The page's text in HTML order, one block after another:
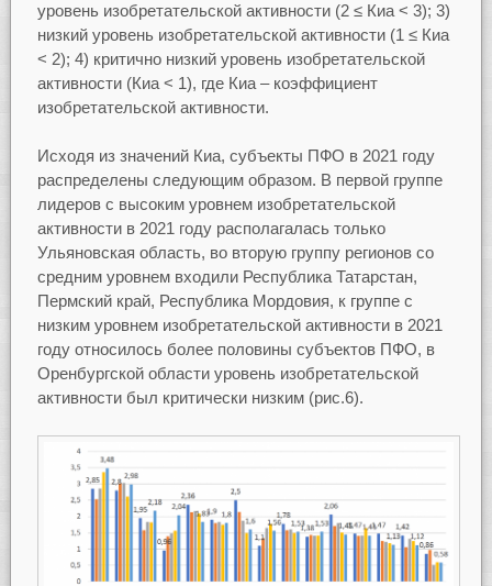
уровень изобретательской активности (2 ≤ Киа < 3); 3)
низкий уровень изобретательской активности (1 ≤ Киа
< 2); 4) критично низкий уровень изобретательской
активности (Киа < 1), где Киа – коэффициент
изобретательской активности.
Исходя из значений Киа, субъекты ПФО в 2021 году
распределены следующим образом. В первой группе
лидеров с высоким уровнем изобретательской
активности в 2021 году располагалась только
Ульяновская область, во вторую группу регионов со
средним уровнем входили Республика Татарстан,
Пермский край, Республика Мордовия, к группе с
низким уровнем изобретательской активности в 2021
году относилось более половины субъектов ПФО, в
Оренбургской области уровень изобретательской
активности был критически низким (рис.6).